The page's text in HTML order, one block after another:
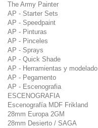
The Army Painter
AP - Starter Sets
AP - Speedpaint
AP - Pinturas
AP - Pinceles
AP - Sprays
AP - Quick Shade
AP - Herramientas y modelado
AP - Pegamento
AP - Escenografia
ESCENOGRAFIA
Escenografía MDF Frikland
28mm Europa 2GM
28mm Desierto / SAGA